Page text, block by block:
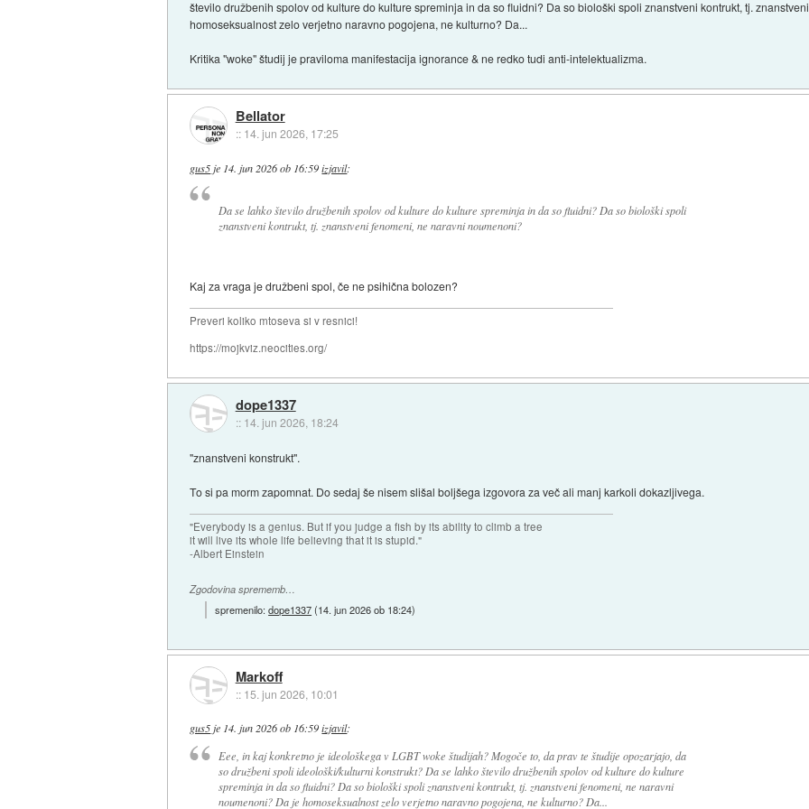
število družbenih spolov od kulture do kulture spreminja in da so fluidni? Da so biološki spoli znanstveni kontrukt, tj.
homoseksualnost zelo verjetno naravno pogojena, ne kulturno? Da...
Kritika "woke" študij je praviloma manifestacija ignorance & ne redko tudi anti-intelektualizma.
Bellator
:: 14. jun 2026, 17:25
gus5 je 14. jun 2026 ob 16:59 izjavil:
Da se lahko število družbenih spolov od kulture do kulture spreminja in da so fluidni? Da so biološki spoli
znanstveni kontrukt, tj. znanstveni fenomeni, ne naravni noumenoni?
Kaj za vraga je družbeni spol, če ne psihična bolozen?
Preveri koliko mtoseva si v resnici!
https://mojkviz.neocities.org/
dope1337
:: 14. jun 2026, 18:24
"znanstveni konstrukt".
To si pa morm zapomnat. Do sedaj še nisem slišal boljšega izgovora za več ali manj karkoli dokazljivega.
"Everybody is a genius. But if you judge a fish by its ability to climb a tree
it will live its whole life believing that it is stupid."
-Albert Einstein
Zgodovina sprememb…
spremenilo:dope1337(14. jun 2026 ob 18:24)
Markoff
:: 15. jun 2026, 10:01
gus5je 14. jun 2026 ob 16:59 izjavil:
Eee, in kaj konkretno je ideološkega v LGBT woke študijah? Mogoče to, da prav te študije opozarjajo, da
so družbeni spoli ideološki/kulturni konstrukt? Da se lahko število družbenih spolov od kulture do kulture
spreminja in da so fluidni? Da so biološki spoli znanstveni kontrukt, tj. znanstveni fenomeni, ne naravni
noumenoni? Da je homoseksualnost zelo verjetno naravno pogojena, ne kulturno? Da...